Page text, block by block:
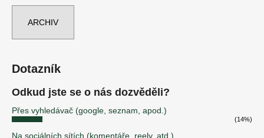
ARCHIV
Dotazník
Odkud jste se o nás dozvěděli?
Přes vyhledávač (google, seznam, apod.)
(14%)
Na sociálních sítích (komentáře, reely, atd.)